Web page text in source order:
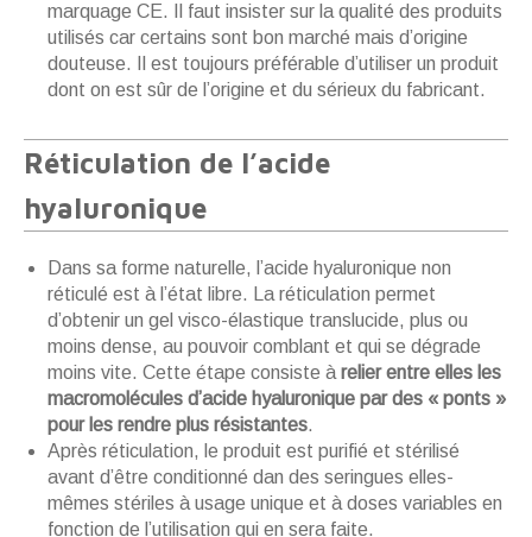
marquage CE. Il faut insister sur la qualité des produits
utilisés car certains sont bon marché mais d’origine
douteuse. Il est toujours préférable d’utiliser un produit
dont on est sûr de l’origine et du sérieux du fabricant.
Réticulation de l’acide
hyaluronique
Dans sa forme naturelle, l’acide hyaluronique non
réticulé est à l’état libre. La réticulation permet
d’obtenir un gel visco-élastique translucide, plus ou
moins dense, au pouvoir comblant et qui se dégrade
moins vite. Cette étape consiste à relier entre elles les
macromolécules d’acide hyaluronique par des « ponts »
pour les rendre plus résistantes.
Après réticulation, le produit est purifié et stérilisé
avant d’être conditionné dan des seringues elles-
mêmes stériles à usage unique et à doses variables en
fonction de l’utilisation qui en sera faite.